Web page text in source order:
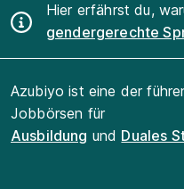
Hier erfährst du,
gendergerechte
Azubiyo ist eine der
Jobbörsen für
Ausbildung und Duales